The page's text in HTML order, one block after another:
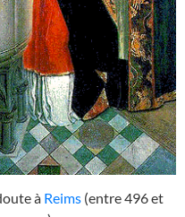
à Reims(entre 496 et